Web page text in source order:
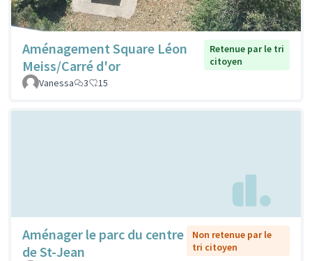
Aménagement Square Léon
Meiss/Carré d'or
Retenue par le tri
citoyen
Vanessa
3 15
Aménager le parc du centre
de St-Jean
Non retenue par le
tri citoyen